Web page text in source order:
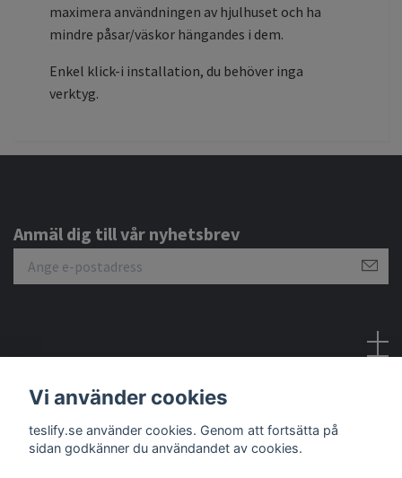
maximera användningen av hjulhuset och ha
mindre påsar/väskor hängandes i dem.
Enkel klick-i installation, du behöver inga
verktyg.
Anmäl dig till vår nyhetsbrev
Vi använder cookies
teslify.se använder cookies. Genom att fortsätta på
sidan godkänner du användandet av cookies.